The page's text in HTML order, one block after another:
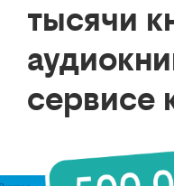
тысячи
сервисе